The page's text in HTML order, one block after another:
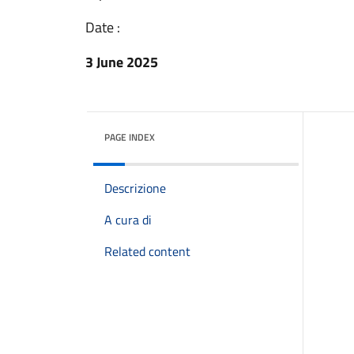
Date :
3 June 2025
PAGE INDEX
Descrizione
A cura di
Related content